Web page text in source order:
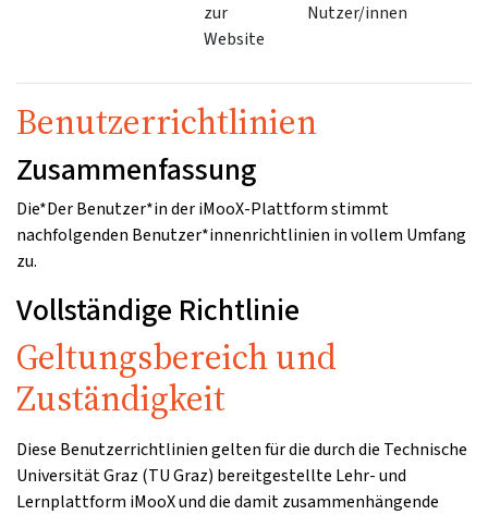
zur
Website
Nutzer/innen
Benutzerrichtlinien
Zusammenfassung
Die*Der Benutzer*in der iMooX-Plattform stimmt
nachfolgenden Benutzer*innenrichtlinien in vollem Umfang
zu.
Vollständige Richtlinie
Geltungsbereich und
Zuständigkeit
Diese Benutzerrichtlinien gelten für die durch die Technische
Universität Graz (TU Graz) bereitgestellte Lehr- und
Lernplattform iMooX und die damit zusammenhängende